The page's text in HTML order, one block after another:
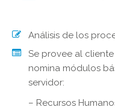
Análisis de los
Se provee al
nomina módulos
servidor:
– Recursos